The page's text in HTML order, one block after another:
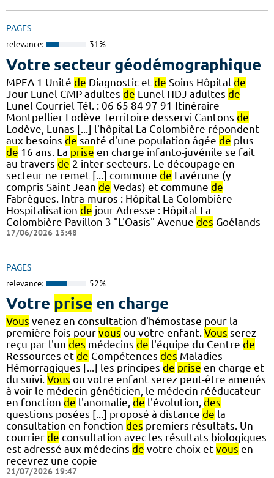
PAGES
relevance: 31%
Votre secteur géodémographique
MPEA 1 Unité de Diagnostic et de Soins Hôpital de
Jour Lunel CMP adultes de Lunel HDJ adultes de
Lunel Courriel Tél. : 06 65 84 97 91 Itinéraire
Montpellier Lodève Territoire desservi Cantons de
Lodève, Lunas [...] l'hôpital La Colombière répondent
aux besoins de santé d'une population âgée de plus
de 16 ans. La prise en charge infanto-juvénile se fait
au travers de 2 inter-secteurs. Le découpage en
secteur ne remet [...] commune de Lavérune (y
compris Saint Jean de Vedas) et commune de
Fabrègues. Intra-muros : Hôpital La Colombière
Hospitalisation de jour Adresse : Hôpital La
Colombière Pavillon 3 "L'Oasis" Avenue des Goélands
17/06/2026 13:48
PAGES
relevance: 52%
Votre prise en charge
Vous venez en consultation d'hémostase pour la
première fois pour vous ou votre enfant. Vous serez
reçu par l'un des médecins de l'équipe du Centre de
Ressources et de Compétences des Maladies
Hémorragiques [...] les principes de prise en charge et
du suivi. Vous ou votre enfant serez peut-être amenés
à voir le médecin généticien, le médecin rééducateur
en fonction de l'anomalie, de l'évolution, des
questions posées [...] proposé à distance de la
consultation en fonction des premiers résultats. Un
courrier de consultation avec les résultats biologiques
est adressé aux médecins de votre choix et vous en
recevrez une copie
21/07/2026 19:47